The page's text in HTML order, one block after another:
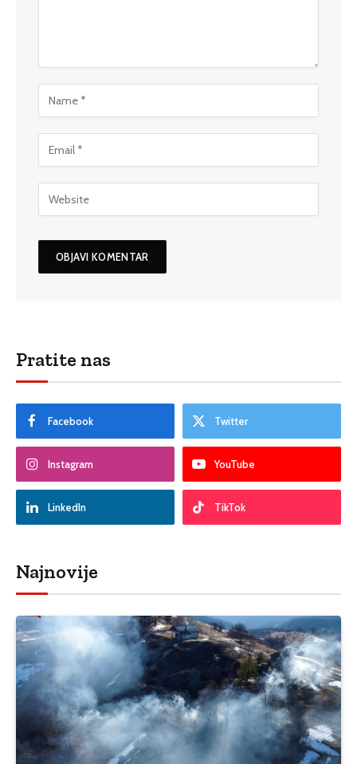
Pratite nas
Facebook Twitter
Instagram YouTube
LinkedIn TikTok
Najnovije